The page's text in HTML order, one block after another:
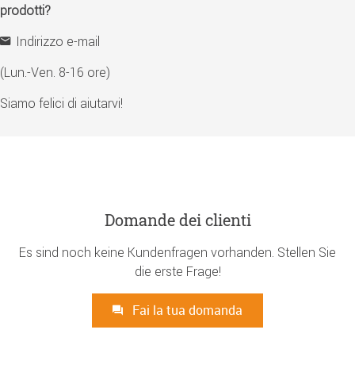
prodotti?
Indirizzo e-mail
(Lun.-Ven. 8-16 ore)
Siamo felici di aiutarvi!
Domande dei clienti
Es sind noch keine Kundenfragen vorhanden. Stellen Sie
die erste Frage!
Fai la tua domanda